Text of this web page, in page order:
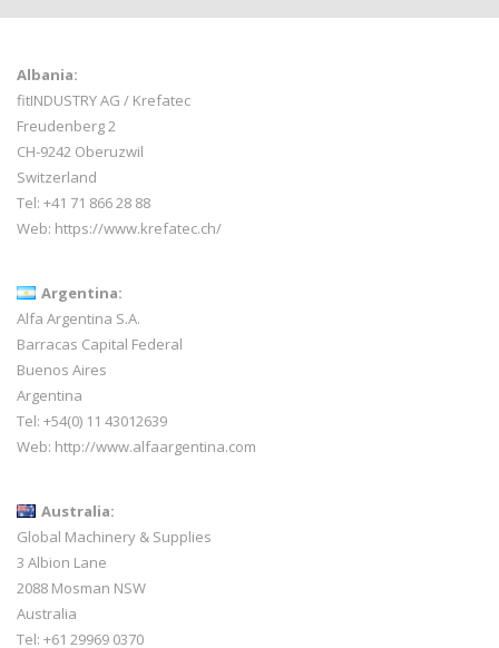
Albania:
fitINDUSTRY AG / Krefatec
Freudenberg 2
CH-9242 Oberuzwil
Switzerland
Tel: +41 71 866 28 88
Web: https://www.krefatec.ch/
Argentina:
Alfa Argentina S.A.
Barracas Capital Federal
Buenos Aires
Argentina
Tel: +54(0) 11 43012639
Web: http://www.alfaargentina.com
Australia:
Global Machinery & Supplies
3 Albion Lane
2088 Mosman NSW
Australia
Tel: +61 29969 0370